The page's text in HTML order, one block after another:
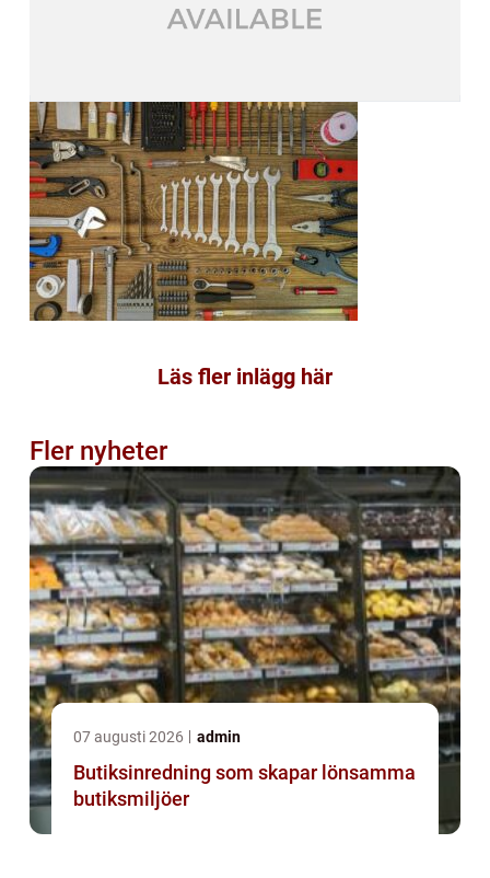
Läs fler inlägg här
Fler nyheter
07 augusti 2026 admin
Butiksinredning som skapar lönsamma
butiksmiljöer